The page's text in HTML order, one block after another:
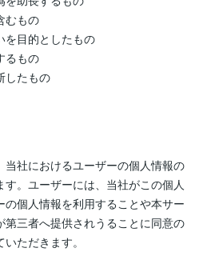
むもの
を目的としたもの
るもの
したもの
当社におけるユーザーの個人情報の
。ユーザーには、当社がこの個人
個人情報を利用することや本サー
第三者へ提供されうることに同意の
ただきます。